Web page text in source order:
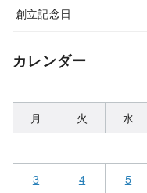
創立記念日
カレンダー
月 火 水
3
4 5